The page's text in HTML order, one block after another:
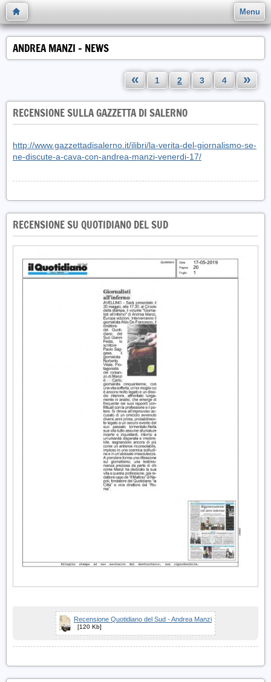
Menu
ANDREA MANZI - NEWS
« 1 2 3 4 »
RECENSIONE SULLA GAZZETTA DI SALERNO
http://www.gazzettadisalerno.it/ilibri/la-verita-del-giornalismo-se-
ne-discute-a-cava-con-andrea-manzi-venerdi-17/
RECENSIONE SU QUOTIDIANO DEL SUD
Recensione Quotidiano del Sud - Andrea Manzi
[120 Kb]